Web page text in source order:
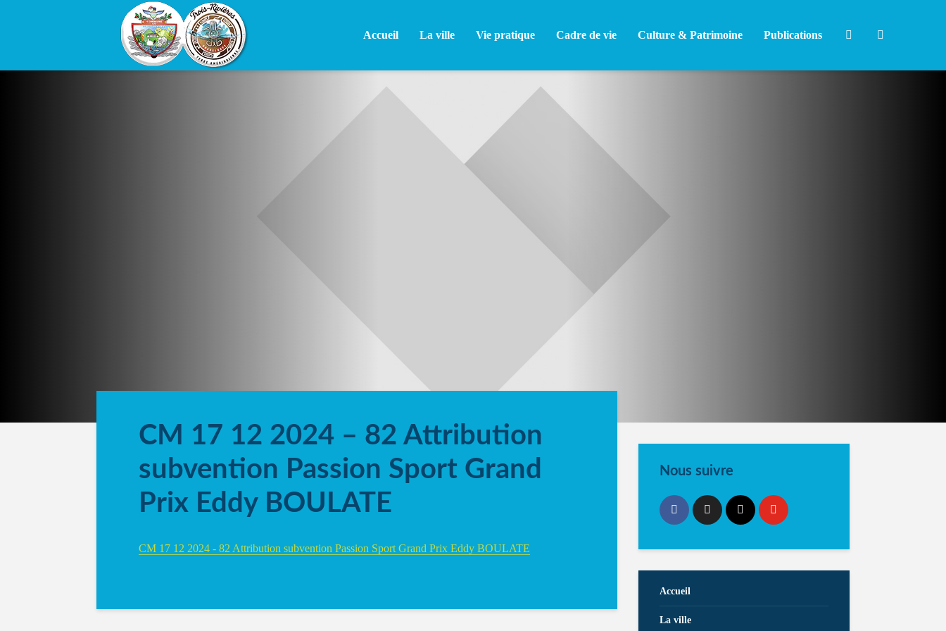
Accueil La ville Vie pratique Cadre de vie Culture & Patrimoine Publications
CM 17 12 2024 – 82 Attribution
subvention Passion Sport Grand
Prix Eddy BOULATE
CM 17 12 2024 - 82 Attribution subvention Passion Sport Grand Prix Eddy BOULATE
Nous suivre
Accueil
La ville